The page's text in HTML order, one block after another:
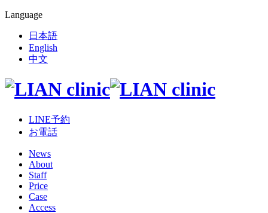
Language
日本語
English
中文
LINE予約
お電話
News
About
Staff
Price
Case
Access